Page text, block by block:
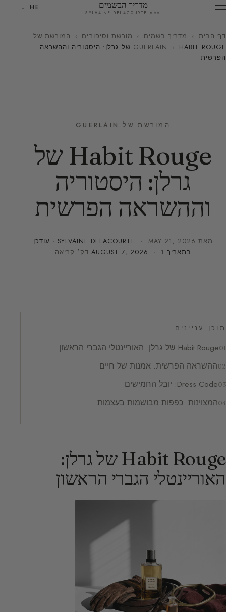
מדריך הבשמים
מאת SYLVAINE DELACOURTE
HE
דף הבית › מדריך בשמים › מורשת וסיפורים ›
המורשת של
GUERLAIN
›
HABIT ROUGE של גרלן: היסטוריה וההשראה
הפרשית
המורשת של GUERLAIN
Habit Rouge של
גרלן: היסטוריה
וההשראה הפרשית
מאת SYLVAINE DELACOURTE · MAY 21, 2026
· עודכן
בתאריך
AUGUST 7, 2026 · 1 דק׳ קריאה
תוכן עניינים
Habit Rouge של גרלן: האוריינטלי הגברי הראשון
ההשראה הפרשית: אמנות של חיים
Dress Code: יובל החמישים
המצוינות: כפפות מבושמות בעצמות
Habit Rouge של גרלן:
האוריינטלי הגברי הראשון